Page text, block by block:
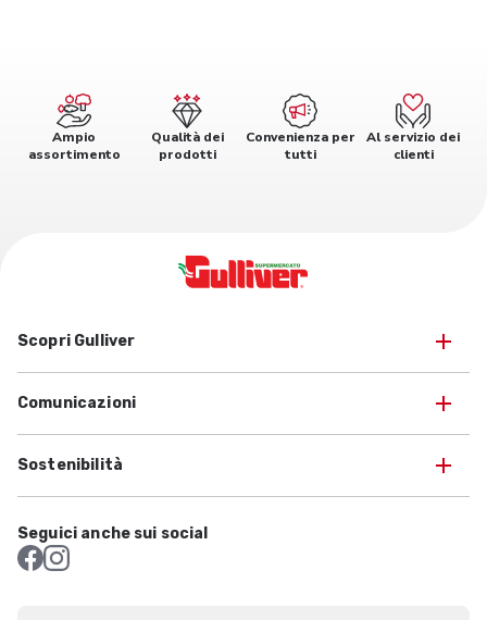
Ampio
assortimento
Qualità dei
prodotti
Convenienza per
tutti
Al servizio dei
clienti
Scopri Gulliver
Comunicazioni
Sostenibilità
Seguici anche sui social